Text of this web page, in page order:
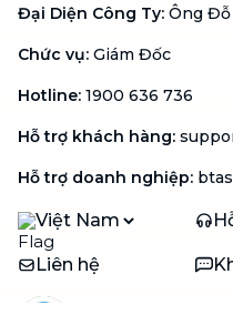
Đại Diện Công Ty: Ông
Chức vụ: Giám Đốc
Hotline: 1900 636 736
Hỗ trợ khách hàng:
Hỗ trợ doanh nghiệp:
Việt Nam
Liên hệ